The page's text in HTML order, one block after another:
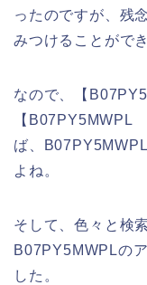
ったのですが、残
みつけることがで
なので、【
【B07PY5MWPL
ば、
よね。
そして、色々と検
B07PY5MWPLの
した。